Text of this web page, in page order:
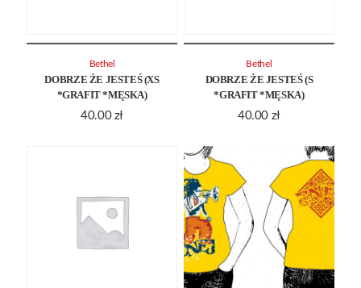
DOBRZE ŻE JESTEŚ (XS
*GRAFIT *MĘSKA)
40.00 zł
Bethel
DOBRZE ŻE JESTEŚ (S
*GRAFIT *MĘSKA)
40.00 zł
Bethel